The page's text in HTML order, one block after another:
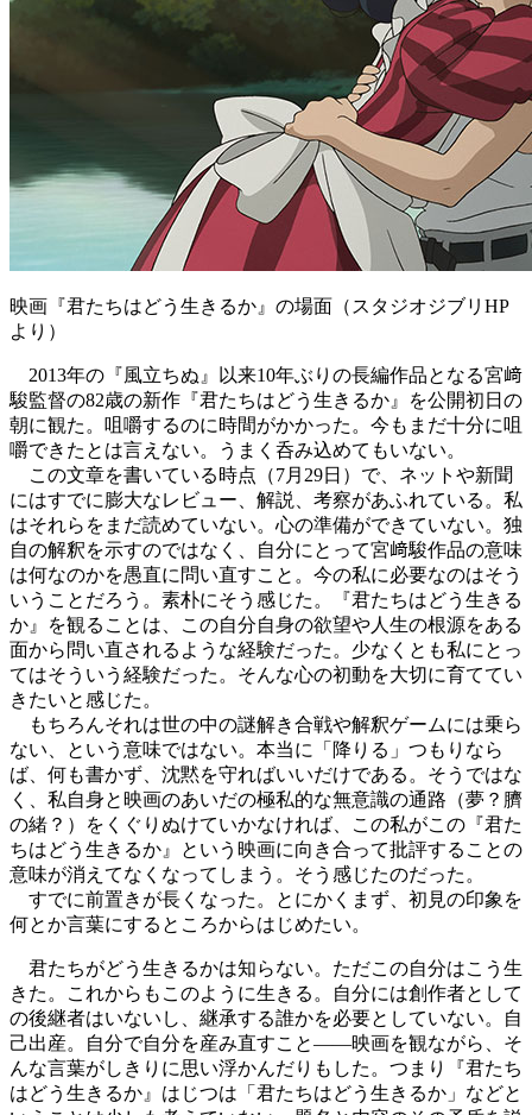
映画『君たちはどう生きるか』の場面（スタジオジブリHP
より）
2013年の『風立ちぬ』以来10年ぶりの長編作品となる宮﨑
駿監督の82歳の新作『君たちはどう生きるか』を公開初日の
朝に観た。咀嚼するのに時間がかかった。今もまだ十分に咀
嚼できたとは言えない。うまく呑み込めてもいない。
この文章を書いている時点（7月29日）で、ネットや新聞
にはすでに膨大なレビュー、解説、考察があふれている。私
はそれらをまだ読めていない。心の準備ができていない。独
自の解釈を示すのではなく、自分にとって宮﨑駿作品の意味
は何なのかを愚直に問い直すこと。今の私に必要なのはそう
いうことだろう。素朴にそう感じた。『君たちはどう生きる
か』を観ることは、この自分自身の欲望や人生の根源をある
面から問い直されるような経験だった。少なくとも私にとっ
てはそういう経験だった。そんな心の初動を大切に育ててい
きたいと感じた。
もちろんそれは世の中の謎解き合戦や解釈ゲームには乗ら
ない、という意味ではない。本当に「降りる」つもりなら
ば、何も書かず、沈黙を守ればいいだけである。そうではな
く、私自身と映画のあいだの極私的な無意識の通路（夢？臍
の緒？）をくぐりぬけていかなければ、この私がこの『君た
ちはどう生きるか』という映画に向き合って批評することの
意味が消えてなくなってしまう。そう感じたのだった。
すでに前置きが長くなった。とにかくまず、初見の印象を
何とか言葉にするところからはじめたい。
君たちがどう生きるかは知らない。ただこの自分はこう生
きた。これからもこのように生きる。自分には創作者として
の後継者はいないし、継承する誰かを必要としていない。自
己出産。自分で自分を産み直すこと――映画を観ながら、そ
んな言葉がしきりに思い浮かんだりもした。つまり『君たち
はどう生きるか』はじつは「君たちはどう生きるか」などと